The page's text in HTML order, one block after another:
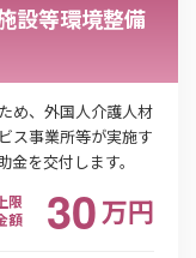
押下した時点
設等環境整備
め、外国人介護人材
ス事業所等が実施す
を交付します。
上限
額
30万円